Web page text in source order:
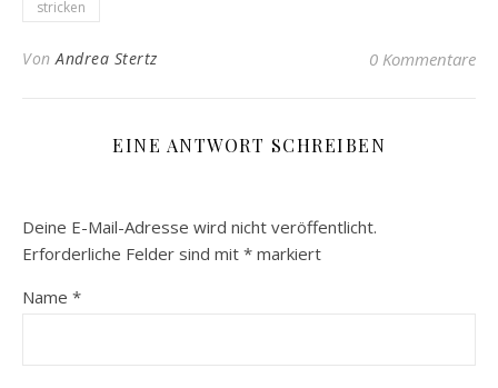
stricken
Von Andrea Stertz 0 Kommentare
EINE ANTWORT SCHREIBEN
Deine E-Mail-Adresse wird nicht veröffentlicht.
Erforderliche Felder sind mit * markiert
Name *